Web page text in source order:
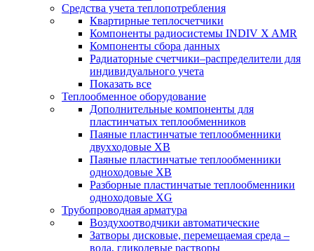
Средства учета теплопотребления
Квартирные теплосчетчики
Компоненты радиосистемы INDIV X AMR
Компоненты сбора данных
Радиаторные счетчики–распределители для
индивидуального учета
Показать все
Теплообменное оборудование
Дополнительные компоненты для
пластинчатых теплообменников
Паяные пластинчатые теплообменники
двухходовые XB
Паяные пластинчатые теплообменники
одноходовые ХВ
Разборные пластинчатые теплообменники
одноходовые ХG
Трубопроводная арматура
Воздухоотводчики автоматические
Затворы дисковые, перемещаемая среда –
вода, гликолевые растворы